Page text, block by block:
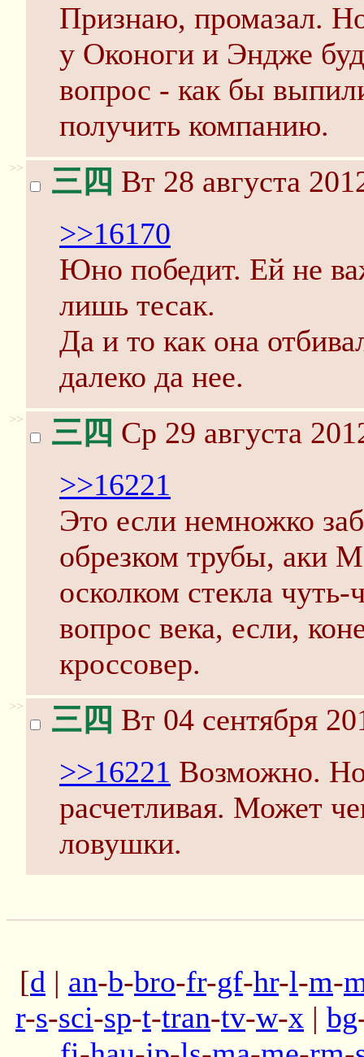
Признаю, промазал.
у Оконоги и Эндже
вопрос - как бы
получить компанию.
>> 三四 Вт 28 августа
>>16170
Юно победит. Ей не
лишь тесак.
Да и то как она
далеко да нее.
>> 三四 Ср 29 августа
>>16221
Это если немножко
обрезком трубы, аки
осколком стекла
вопрос века, если,
кроссовер.
>> 三四 Вт 04 сентября
>>16221 Возможно. Но
расчетливая. Может
ловушки.
[d | an-b-bro-fr-gf-hr-l-m-
r-s-sci-sp-t-tran-tv-w-x | bg